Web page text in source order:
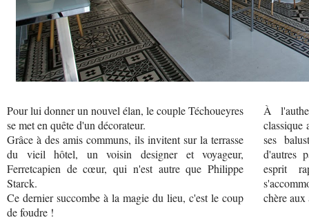
Pour lui donner un nouvel élan, le couple Téchoueyres
se met en quête d'un décorateur.
Grâce à des amis communs, ils invitent sur la terrasse
du vieil hôtel, un voisin designer et voyageur,
Ferretcapien de cœur, qui n'est autre que Philippe
Starck.
Ce dernier succombe à la magie du lieu, c'est le coup
de foudre !
À
classique
ses
d'autres
esprit
chère